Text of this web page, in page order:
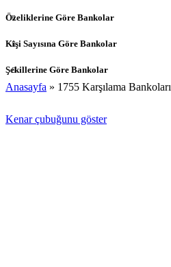
Özeliklerine Göre Bankolar
Kişi Sayısına Göre Bankolar
Şekillerine Göre Bankolar
Anasayfa » 1755 Karşılama Bankoları
Kenar çubuğunu göster